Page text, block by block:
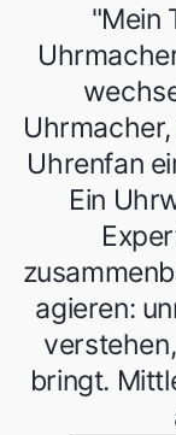
"Mein
Uhrenfan
Ein
agieren:
bringt.